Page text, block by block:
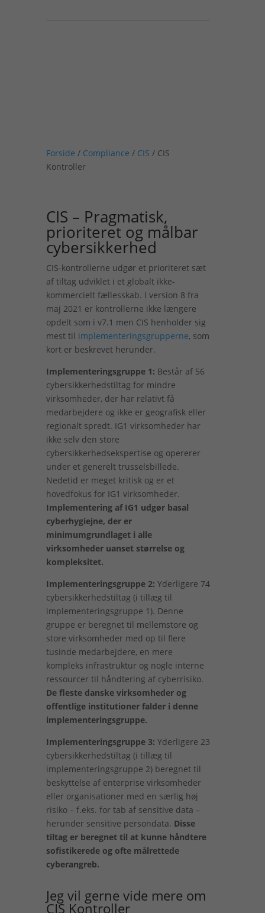
Forside / Compliance / CIS / CIS
Kontroller
CIS – Pragmatisk,
prioriteret og målbar
cybersikkerhed
CIS-kontrollerne udgør et prioriteret sæt
af tiltag udviklet i et globalt ikke-
kommercielt fællesskab. I version 8 fra
maj 2021 er kontrollerne ikke længere
opdelt som i v7.1 men CIS henholder sig
mest til implementeringsgrupperne, som
kort er beskrevet herunder.
Implementeringsgruppe 1: Består af 56
cybersikkerhedstiltag for mindre
virksomheder, der har relativt få
medarbejdere og ikke er geografisk eller
regionalt spredt. IG1 virksomheder har
ikke selv den store
cybersikkerhedsekspertise og opererer
under et generelt trusselsbillede.
Nedetid er meget kritisk og er et
hovedfokus for IG1 virksomheder.
Implementering af IG1 udgør basal
cyberhygiejne, der er
minimumgrundlaget i alle
virksomheder uanset størrelse og
kompleksitet.
Implementeringsgruppe 2: Yderligere 74
cybersikkerhedstiltag (i tillæg til
implementeringsgruppe 1). Denne
gruppe er beregnet til mellemstore og
store virksomheder med op til flere
tusinde medarbejdere, en mere
kompleks infrastruktur og nogle interne
ressourcer til håndtering af cyberrisiko.
De fleste danske virksomheder og
offentlige institutioner falder i denne
implementeringsgruppe.
Implementeringsgruppe 3: Yderligere 23
cybersikkerhedstiltag (i tillæg til
implementeringsgruppe 2) beregnet til
beskyttelse af enterprise virksomheder
eller organisationer med en særlig høj
risiko – f.eks. for tab af sensitive data –
herunder sensitive persondata. Disse
tiltag er beregnet til at kunne håndtere
sofistikerede og ofte målrettede
cyberangreb.
Jeg vil gerne vide mere om
CIS Kontroller